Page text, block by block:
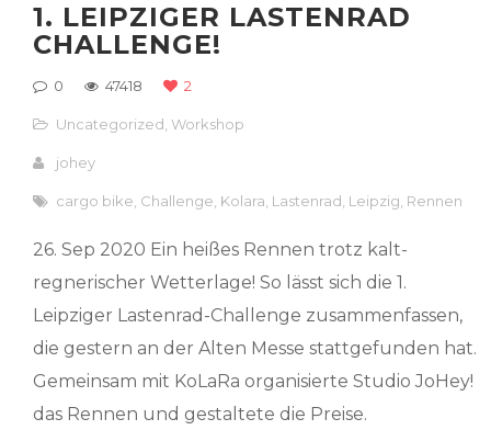
1. LEIPZIGER LASTENRAD
CHALLENGE!
0 47418 2
Uncategorized ,Workshop
johey
cargo bike Challenge Kolara Lastenrad Leipzig Rennen
26. Sep 2020 Ein heißes Rennen trotz kalt-
regnerischer Wetterlage! So lässt sich die 1.
Leipziger Lastenrad-Challenge zusammenfassen,
die gestern an der Alten Messe stattgefunden hat.
Gemeinsam mit KoLaRa organisierte Studio JoHey!
das Rennen und gestaltete die Preise.